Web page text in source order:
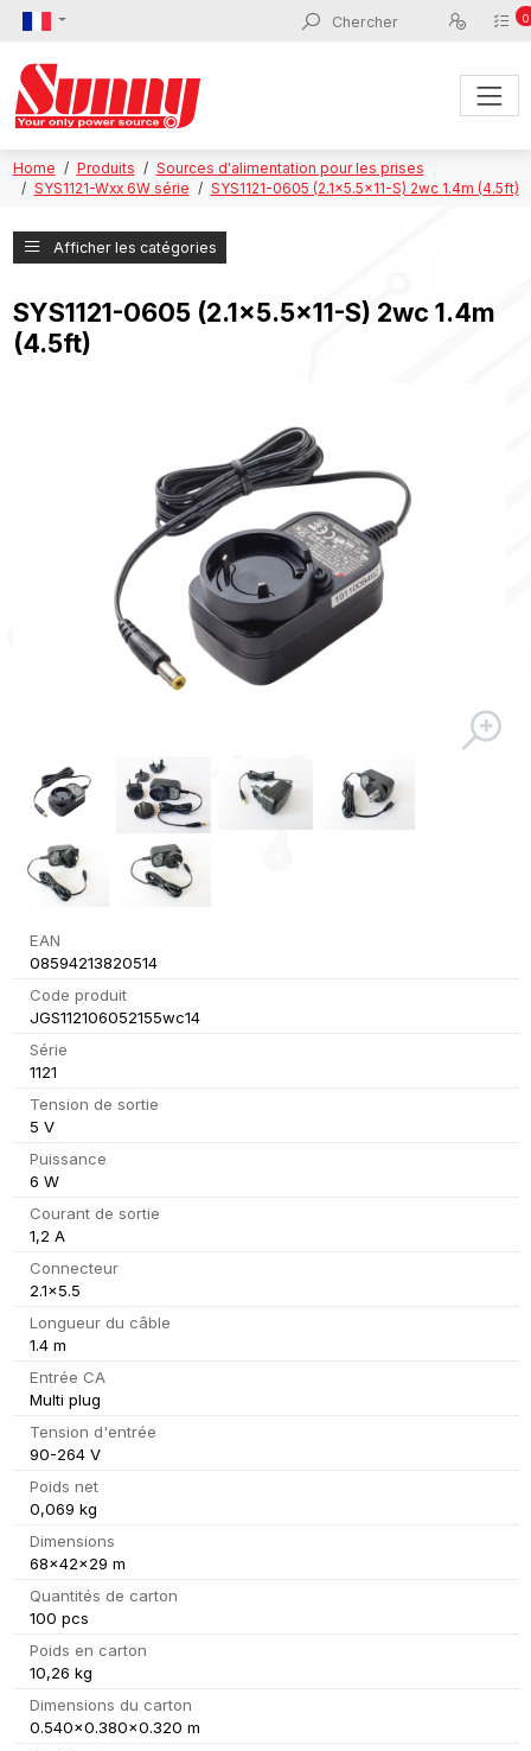
0
Home Produits
Sources d'alimentation pour les prises
SYS1121-Wxx 6W série
SYS1121-0605 (2.1x5.5x11-S) 2wc 1.4m (4.5ft)
Afficher les catégories
SYS1121-0605 (2.1x5.5x11-S) 2wc 1.4m
(4.5ft)
EAN
08594213820514
Code produit
JGS112106052155wc14
Série
1121
Tension de sortie
5 V
Puissance
6 W
Courant de sortie
1,2 A
Connecteur
2.1x5.5
Longueur du câble
1.4 m
Entrée CA
Multi plug
Tension d'entrée
90-264 V
Poids net
0,069 kg
Dimensions
68x42x29 m
Quantités de carton
100 pcs
Poids en carton
10,26 kg
Dimensions du carton
0.540x0.380x0.320 m